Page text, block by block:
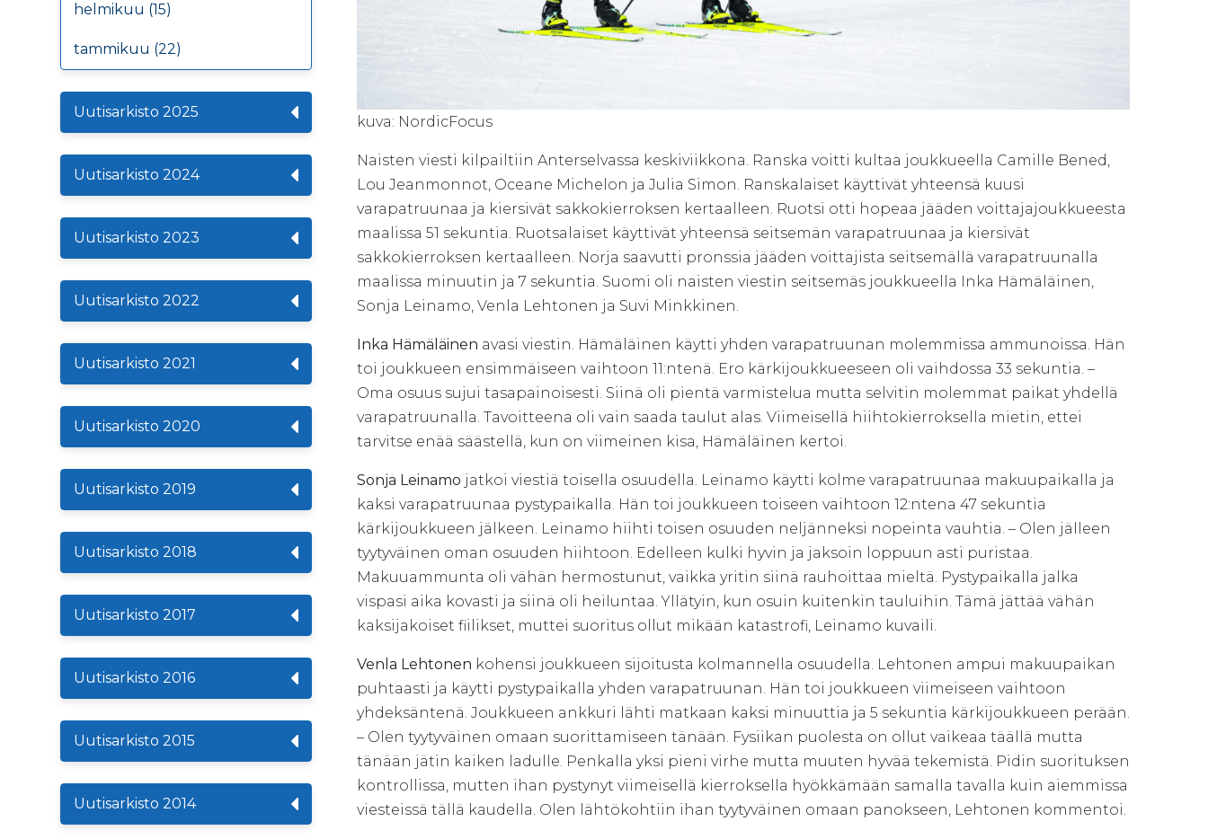
helmikuu (15)
tammikuu (22)
Uutisarkisto 2025
Uutisarkisto 2024
Uutisarkisto 2023
Uutisarkisto 2022
Uutisarkisto 2021
Uutisarkisto 2020
Uutisarkisto 2019
Uutisarkisto 2018
Uutisarkisto 2017
Uutisarkisto 2016
Uutisarkisto 2015
Uutisarkisto 2014
kuva: NordicFocus
Naisten viesti kilpailtiin Anterselvassa keskiviikkona. Ranska voitti kultaa joukkueella Camille Bened,
Lou Jeanmonnot, Oceane Michelon ja Julia Simon. Ranskalaiset käyttivät yhteensä kuusi
varapatruunaa ja kiersivät sakkokierroksen kertaalleen. Ruotsi otti hopeaa jääden voittajajoukkueesta
maalissa 51 sekuntia. Ruotsalaiset käyttivät yhteensä seitsemän varapatruunaa ja kiersivät
sakkokierroksen kertaalleen. Norja saavutti pronssia jääden voittajista seitsemällä varapatruunalla
maalissa minuutin ja 7 sekuntia. Suomi oli naisten viestin seitsemäs joukkueella Inka Hämäläinen,
Sonja Leinamo, Venla Lehtonen ja Suvi Minkkinen.
Inka Hämäläinen avasi viestin. Hämäläinen käytti yhden varapatruunan molemmissa ammunoissa. Hän
toi joukkueen ensimmäiseen vaihtoon 11:ntenä. Ero kärkijoukkueeseen oli vaihdossa 33 sekuntia. –
Oma osuus sujui tasapainoisesti. Siinä oli pientä varmistelua mutta selvitin molemmat paikat yhdellä
varapatruunalla. Tavoitteena oli vain saada taulut alas. Viimeisellä hiihtokierroksella mietin, ettei
tarvitse enää säästellä, kun on viimeinen kisa, Hämäläinen kertoi.
Sonja Leinamo jatkoi viestiä toisella osuudella. Leinamo käytti kolme varapatruunaa makuupaikalla ja
kaksi varapatruunaa pystypaikalla. Hän toi joukkueen toiseen vaihtoon 12:ntena 47 sekuntia
kärkijoukkueen jälkeen. Leinamo hiihti toisen osuuden neljänneksi nopeinta vauhtia. – Olen jälleen
tyytyväinen oman osuuden hiihtoon. Edelleen kulki hyvin ja jaksoin loppuun asti puristaa.
Makuuammunta oli vähän hermostunut, vaikka yritin siinä rauhoittaa mieltä. Pystypaikalla jalka
vispasi aika kovasti ja siinä oli heiluntaa. Yllätyin, kun osuin kuitenkin tauluihin. Tämä jättää vähän
kaksijakoiset fiilikset, muttei suoritus ollut mikään katastrofi, Leinamo kuvaili.
Venla Lehtonen kohensi joukkueen sijoitusta kolmannella osuudella. Lehtonen ampui makuupaikan
puhtaasti ja käytti pystypaikalla yhden varapatruunan. Hän toi joukkueen viimeiseen vaihtoon
yhdeksäntenä. Joukkueen ankkuri lähti matkaan kaksi minuuttia ja 5 sekuntia kärkijoukkueen perään.
– Olen tyytyväinen omaan suorittamiseen tänään. Fysiikan puolesta on ollut vaikeaa täällä mutta
tänään jätin kaiken ladulle. Penkalla yksi pieni virhe mutta muuten hyvää tekemistä. Pidin suorituksen
kontrollissa, mutten ihan pystynyt viimeisellä kierroksella hyökkämään samalla tavalla kuin aiemmissa
viesteissä tällä kaudella. Olen lähtökohtiin ihan tyytyväinen omaan panokseen, Lehtonen kommentoi.